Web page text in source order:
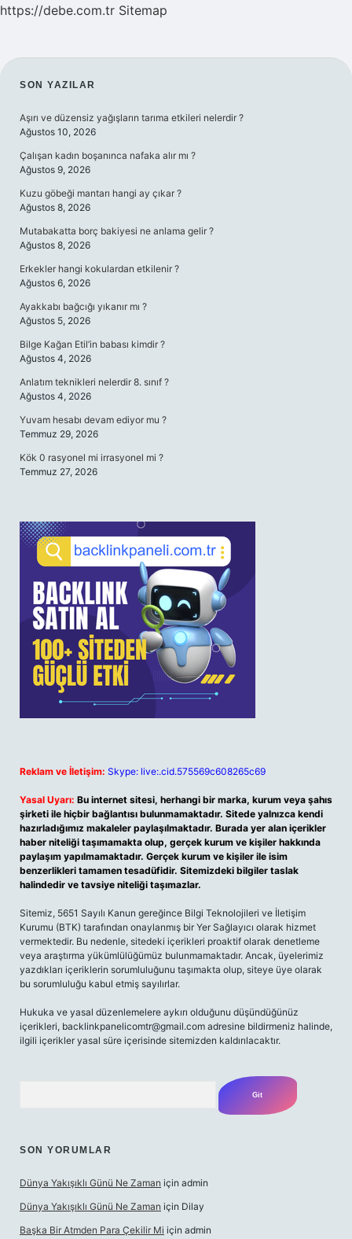
https://debe.com.tr Sitemap
SIDEBAR
SON YAZILAR
Aşırı ve düzensiz yağışların tarıma etkileri nelerdir ?
Ağustos 10, 2026
Çalışan kadın boşanınca nafaka alır mı ?
Ağustos 9, 2026
Kuzu göbeği mantarı hangi ay çıkar ?
Ağustos 8, 2026
Mutabakatta borç bakiyesi ne anlama gelir ?
Ağustos 8, 2026
Erkekler hangi kokulardan etkilenir ?
Ağustos 6, 2026
Ayakkabı bağcığı yıkanır mı ?
Ağustos 5, 2026
Bilge Kağan Etil’in babası kimdir ?
Ağustos 4, 2026
Anlatım teknikleri nelerdir 8. sınıf ?
Ağustos 4, 2026
Yuvam hesabı devam ediyor mu ?
Temmuz 29, 2026
Kök 0 rasyonel mi irrasyonel mi ?
Temmuz 27, 2026
Reklam ve İletişim: Skype: live:.cid.575569c608265c69
Yasal Uyarı: Bu internet sitesi, herhangi bir marka, kurum veya şahıs
şirketi ile hiçbir bağlantısı bulunmamaktadır. Sitede yalnızca kendi
hazırladığımız makaleler paylaşılmaktadır. Burada yer alan içerikler
haber niteliği taşımamakta olup, gerçek kurum ve kişiler hakkında
paylaşım yapılmamaktadır. Gerçek kurum ve kişiler ile isim
benzerlikleri tamamen tesadüfidir. Sitemizdeki bilgiler taslak
halindedir ve tavsiye niteliği taşımazlar.
Sitemiz, 5651 Sayılı Kanun gereğince Bilgi Teknolojileri ve İletişim
Kurumu (BTK) tarafından onaylanmış bir Yer Sağlayıcı olarak hizmet
vermektedir. Bu nedenle, sitedeki içerikleri proaktif olarak denetleme
veya araştırma yükümlülüğümüz bulunmamaktadır. Ancak, üyelerimiz
yazdıkları içeriklerin sorumluluğunu taşımakta olup, siteye üye olarak
bu sorumluluğu kabul etmiş sayılırlar.
Hukuka ve yasal düzenlemelere aykırı olduğunu düşündüğünüz
içerikleri, backlinkpanelicomtr@gmail.com adresine bildirmeniz halinde,
ilgili içerikler yasal süre içerisinde sitemizden kaldırılacaktır.
SON YORUMLAR
Dünya Yakışıklı Günü Ne Zaman için admin
Dünya Yakışıklı Günü Ne Zaman için Dilay
Başka Bir Atmden Para Çekilir Mi için admin